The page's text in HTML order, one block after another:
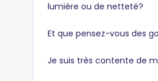
lumière ou de netteté?
Et que pensez-vous des
Je suis très contente de